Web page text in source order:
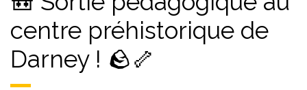
centre préhistorique de
Darney ! 🪨🦴